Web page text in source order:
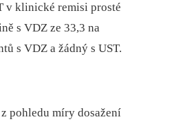
v klinické remisi prosté
s VDZ ze 33,3 na
s VDZ a žádný s UST.
pohledu míry dosažení